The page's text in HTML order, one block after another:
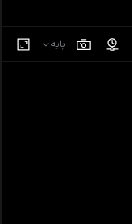
پایه